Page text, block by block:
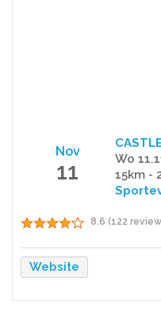
Nov
11
Wo
15km -
8.6 (122
Website